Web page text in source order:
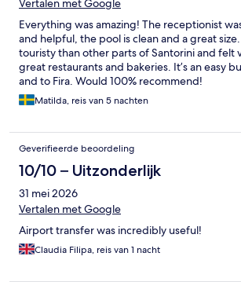
Vertalen met Google
Everything was amazing! The receptionist
and helpful, the pool is clean and a great size.
touristy than other parts of Santorini and felt
great restaurants and bakeries. It’s an easy
and to Fira. Would 100% recommend!
Matilda, reis van 5 nachten
Geverifieerde beoordeling
10/10 – Uitzonderlijk
31 mei 2026
Vertalen met Google
Airport transfer was incredibly useful!
Claudia Filipa, reis van 1 nacht